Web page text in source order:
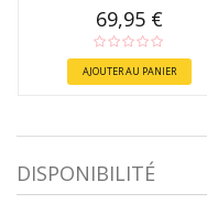
69,95 €
AJOUTER AU PANIER
DISPONIBILITÉ